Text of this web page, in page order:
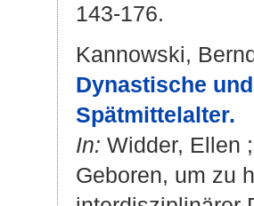
143-176.
Kannowski,
Dynastische
Spätmittelalter.
In: Widder, Ellen
Geboren, um zu